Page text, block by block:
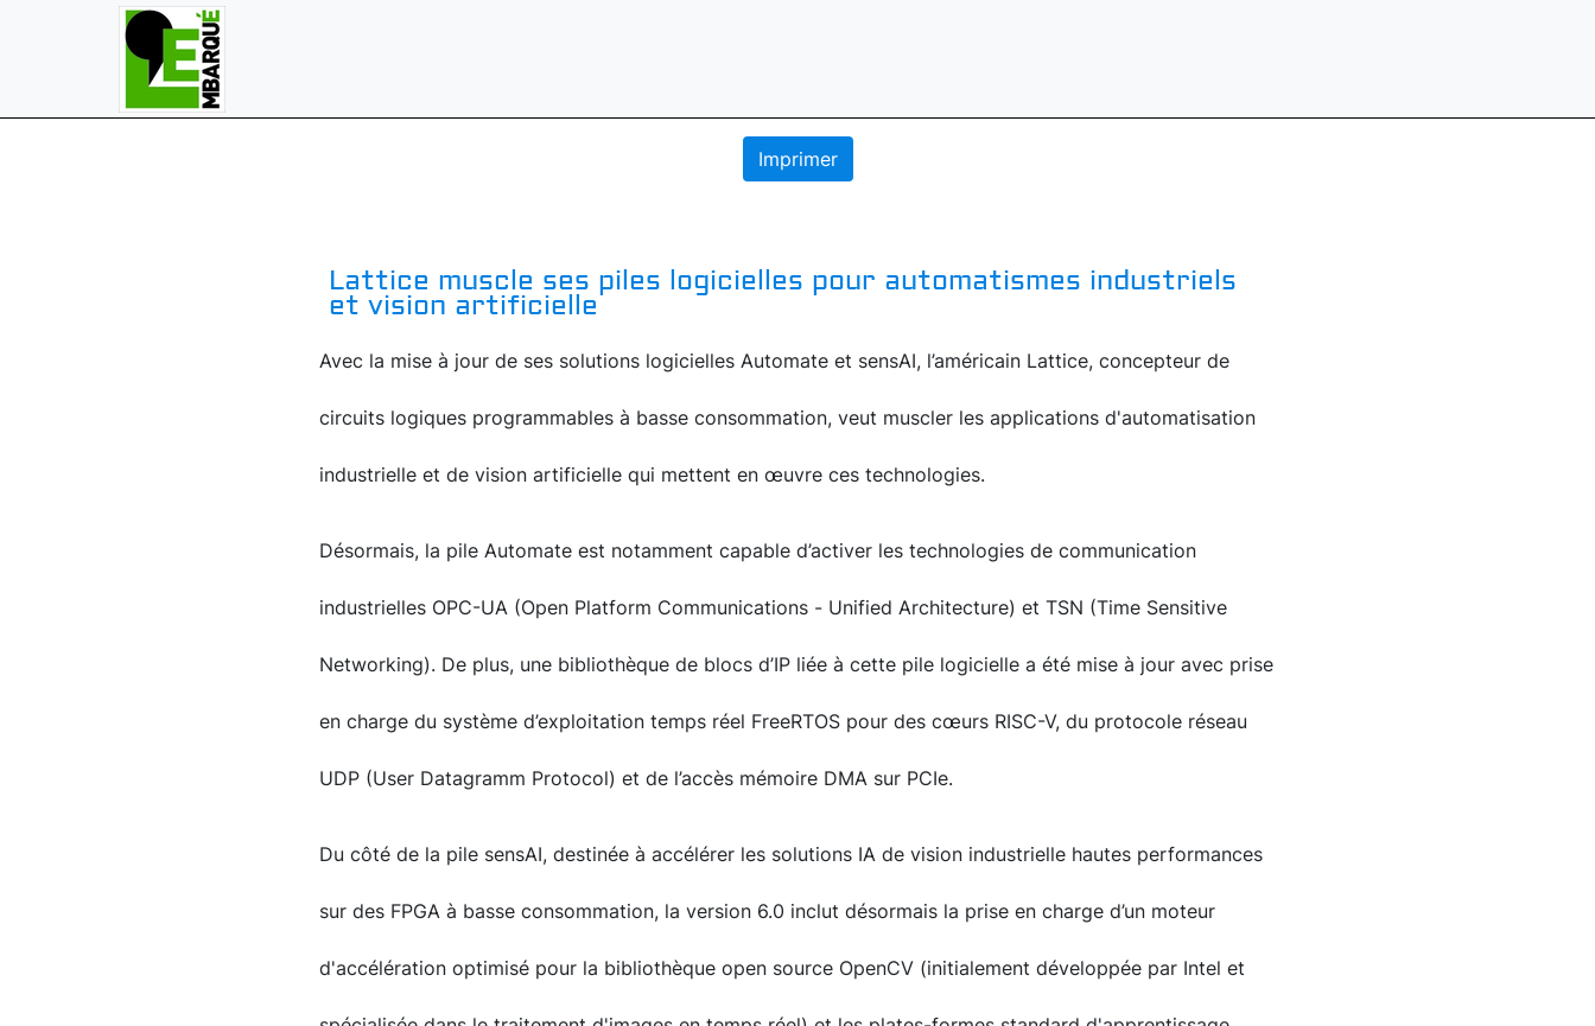
Imprimer
Lattice muscle ses piles logicielles pour automatismes industriels
et vision artificielle
Avec la mise à jour de ses solutions logicielles Automate et sensAI, l’américain Lattice, concepteur de
circuits logiques programmables à basse consommation, veut muscler les applications d'automatisation
industrielle et de vision artificielle qui mettent en œuvre ces technologies.
Désormais, la pile Automate est notamment capable d’activer les technologies de communication
industrielles OPC-UA (Open Platform Communications - Unified Architecture) et TSN (Time Sensitive
Networking). De plus, une bibliothèque de blocs d’IP liée à cette pile logicielle a été mise à jour avec prise
en charge du système d’exploitation temps réel FreeRTOS pour des cœurs RISC-V, du protocole réseau
UDP (User Datagramm Protocol) et de l’accès mémoire DMA sur PCIe.
Du côté de la pile sensAI, destinée à accélérer les solutions IA de vision industrielle hautes performances
sur des FPGA à basse consommation, la version 6.0 inclut désormais la prise en charge d’un moteur
d'accélération optimisé pour la bibliothèque open source OpenCV (initialement développée par Intel et